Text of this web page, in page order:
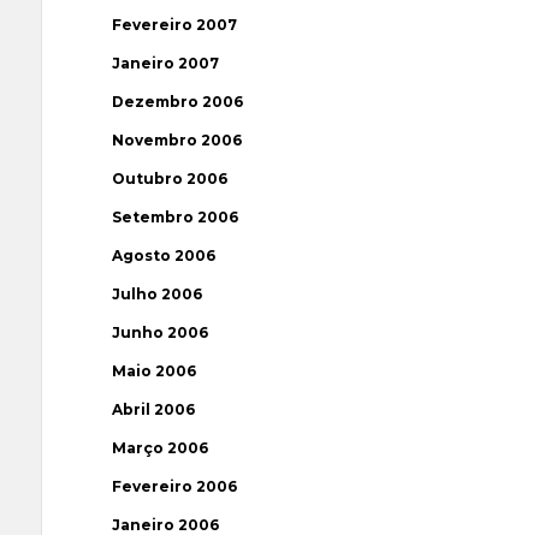
Fevereiro 2007
Janeiro 2007
Dezembro 2006
Novembro 2006
Outubro 2006
Setembro 2006
Agosto 2006
Julho 2006
Junho 2006
Maio 2006
Abril 2006
Março 2006
Fevereiro 2006
Janeiro 2006